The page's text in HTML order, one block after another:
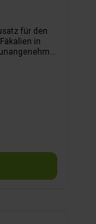
für den
in
möglich
Gerüche
handhaben
Tabs